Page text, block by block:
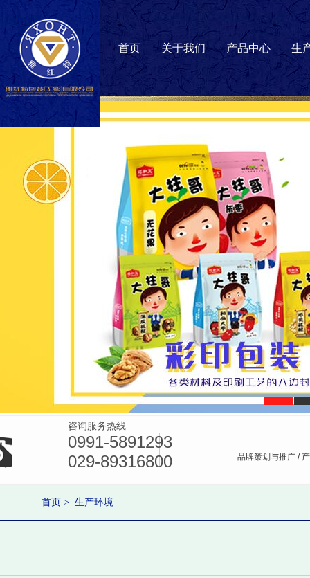
首页 关于我们 产品中心 生
咨询服务热线
0991-5891293
029-89316800
品牌策划与推广 /
首页 > 生产环境